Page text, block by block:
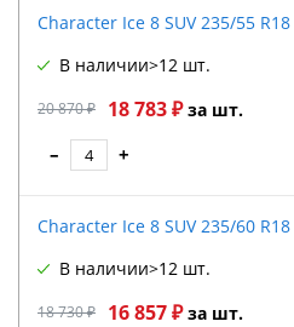
Character Ice 8 SUV 235/55
20 870 ₽ 18 783 ₽за шт.
В наличии>12 шт.
– +
Character Ice 8 SUV 235/60
18 730 ₽ 16 857 ₽за шт.
В наличии>12 шт.